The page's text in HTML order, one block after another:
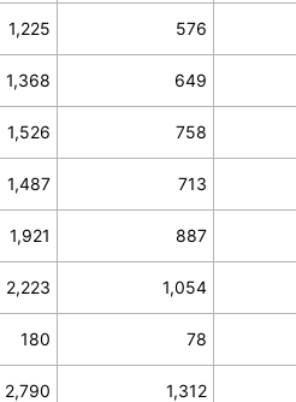
1,225 576
1,368 649
1,526 758
1,487 713
1,921 887
2,223 1,054
180 78
2,790 1,312